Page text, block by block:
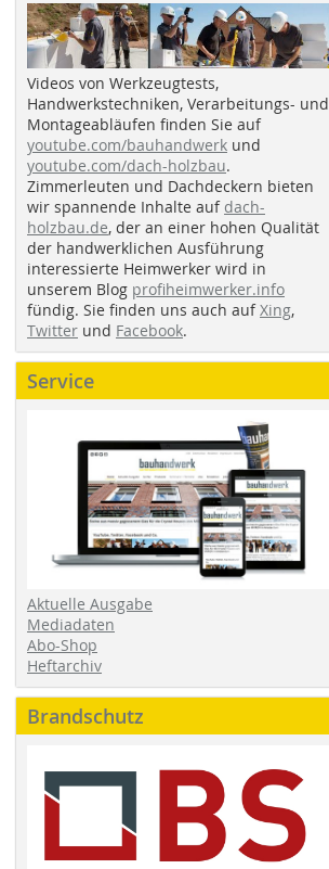
Videos von Werkzeugtests,
Handwerkstechniken, Verarbeitungs- und
Montageabläufen finden Sie auf
youtube.com/bauhandwerk und
youtube.com/dach-holzbau.
Zimmerleuten und Dachdeckern bieten
wir spannende Inhalte auf dach-
holzbau.de, der an einer hohen Qualität
der handwerklichen Ausführung
interessierte Heimwerker wird in
unserem Blog profiheimwerker.info
fündig. Sie finden uns auch aufXing,
Twitter und Facebook.
Service
Aktuelle Ausgabe
Mediadaten
Abo-Shop
Heftarchiv
Brandschutz